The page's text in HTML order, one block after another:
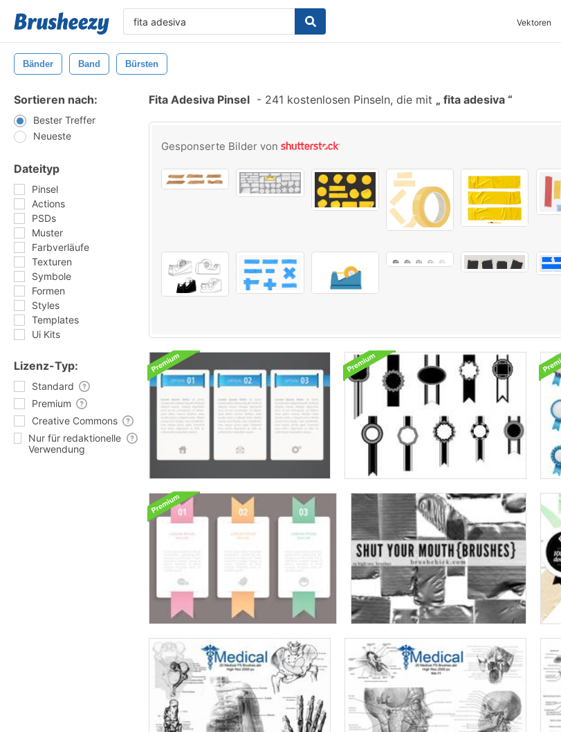
Vektoren
Bänder Band Bürsten
Sortieren nach:
Bester Treffer
Neueste
Dateityp
Pinsel
Actions
PSDs
Muster
Farbverläufe
Texturen
Symbole
Formen
Styles
Templates
Ui Kits
Lizenz-Typ:
Standard
Premium
Creative Commons
Nur für redaktionelle
Verwendung
Fita Adesiva Pinsel - 241 kostenlosen Pinseln, die mit fita adesiva
Gesponserte Bilder von